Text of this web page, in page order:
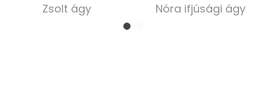
Zsolt ágy Nóra ifjúsági ágy